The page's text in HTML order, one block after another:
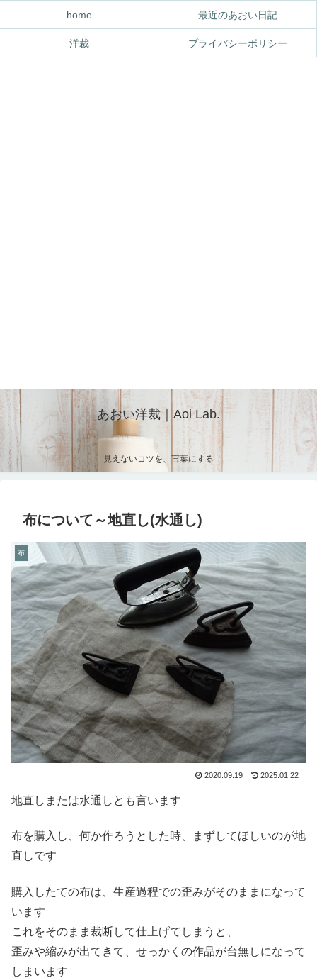
あおい洋裁｜Aoi Lab.
見えないコツを、言葉にする
home 最近のあおい日記
洋裁 プライバシーポリシー
布について～地直し(水通し)
布
2020.09.19 2025.01.22
地直しまたは水通しとも言います
布を購入し、何か作ろうとした時、まずしてほしいのが地
直しです
購入したての布は、生産過程での歪みがそのままになって
います
これをそのまま裁断して仕上げてしまうと、
歪みや縮みが出てきて、せっかくの作品が台無しになって
しまいます